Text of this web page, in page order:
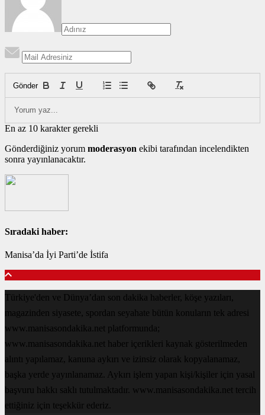
Gönder
En az 10 karakter gerekli
Gönderdiğiniz yorum moderasyon ekibi tarafından incelendikten
sonra yayınlanacaktır.
Sıradaki haber:
Manisa’da İyi Parti’de İstifa
Türkiye'den ve Dünya’dan son dakika haberler, köşe yazıları,
magazinden siyasete, spordan seyahate bütün konuların tek adresi
www.manisasondakika.net platformunda;
www.manisasondakika.net haber içerikleri kaynak gösterilmeden
alıntı yapılamaz, kanuna aykırı ve izinsiz olarak kopyalanamaz,
başka yerde yayınlanamaz. Aykırı işlem yapan kişi/kişiler için yasal
başvuru hakkı saklı tutulmaktadır. www.manisasondakika.net tercih
ettiğiniz için teşekkür ederiz.